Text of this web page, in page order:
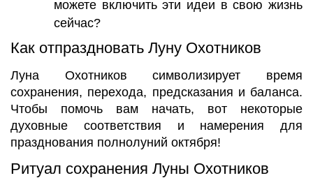
можете включить эти идеи в свою жизнь
сейчас?
Как отпраздновать Луну Охотников
Луна Охотников символизирует время
сохранения, перехода, предсказания и баланса.
Чтобы помочь вам начать, вот некоторые
духовные соответствия и намерения для
празднования полнолуний октября!
Ритуал сохранения Луны Охотников